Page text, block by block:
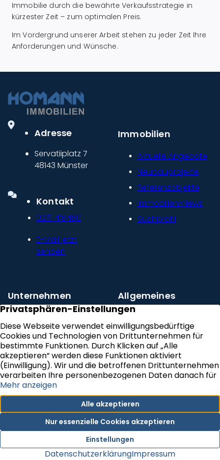
Immobilie durch die bewährte Verkaufsstrategie in
kürzester Zeit – zum optimalen Preis.
Im Vordergrund unserer Arbeit stehen zu jeder Zeit Ihre
Anforderungen und Wünsche.
Adresse
Servatiiplatz 7
48143 Münster
Kontakt
0251 418480
E-Mail jetzt
senden
Immobilien
Aktuelle Angebote
Neubauprojekte
Referenzobjekte
Immobilien-News
Suchprofil
Unternehmen
Über uns
Unser Leitbild
Presse und
Newsroom
Kundenstimmen
Karriere
Allgemeines
Kontakt
Impressum
Datenschutz
Erklärung zur
VERTRAG WIDERRUFEN Newsletter Abonnieren